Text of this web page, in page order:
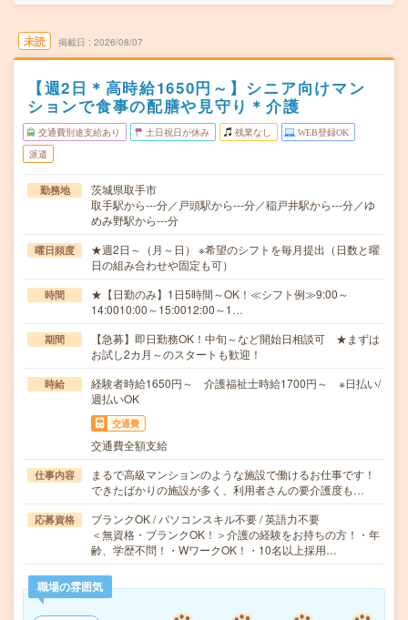
未読 掲載日 2026/08/07
【週2日＊高時給1650円～】シニア向けマン
ションで食事の配膳や見守り＊介護
交通費別途支給あり 土日祝日が休み 残業なし WEB登録OK
派遣
勤務地
茨城県取手市
取手駅から---分／戸頭駅から---分／稲戸井駅から---分／ゆ
めみ野駅から---分
曜日頻度
★週2日～（月～日） ※希望のシフトを毎月提出（日数と曜
日の組み合わせや固定も可）
時間
★【日勤のみ】1日5時間～OK！≪シフト例≫9:00～
14:0010:00～15:0012:00～1…
期間
【急募】即日勤務OK！中旬～など開始日相談可 ★まずは
お試し2カ月～のスタートも歓迎！
時給
経験者時給1650円～ 介護福祉士時給1700円～ ※日払い/
週払いOK
交通費
交通費全額支給
仕事内容
まるで高級マンションのような施設で働けるお仕事です！
できたばかりの施設が多く、利用者さんの要介護度も…
応募資格
ブランクOK / パソコンスキル不要 / 英語力不要
＜無資格・ブランクOK！＞介護の経験をお持ちの方！・年
齢、学歴不問！・WワークOK！・10名以上採用…
職場の雰囲気